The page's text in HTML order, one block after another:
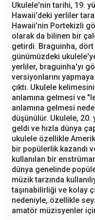
Ukulele'nin tarihi, 19.
Hawaii'deki yerliler
Hawaii'nin Portekizli
olarak da bilinen bir
getirdi. Braguinha, dört
günümüzdeki
yerliler, braguinha'yı
versiyonlarını
çıktı. Ukulele
anlamına gelmesi ve
anlamına gelmesi
düşünülür. Ukulele, 20.
geldi ve hızla dünya
ukulele özellikle
bir popülerlik kazandı
kullanılan bir
dünya genelinde
müzik tarzında
taşınabilirliği ve kolay
nedeniyle, özellikle
amatör müzisyenler